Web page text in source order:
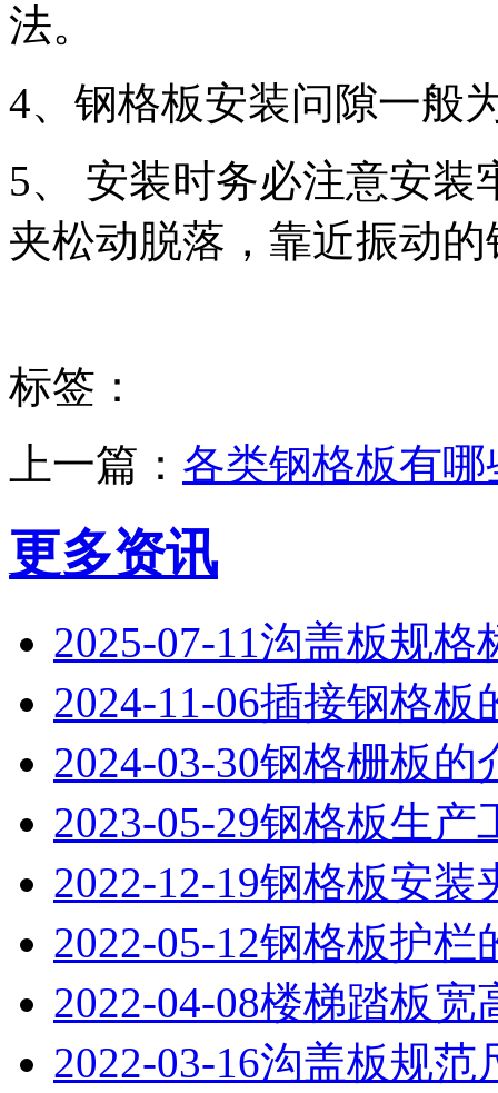
法。
4、钢格板安装问隙一般
5、 安装时务必注意安
夹松动脱落，靠近振动
标签：
上一篇： 各类钢格板有哪
更多资讯
2025-07-11沟盖板​规格
2024-11-06插接钢格板
2024-03-30钢格栅板的
2023-05-29钢格板生产
2022-12-19钢格板安装
2022-05-12钢格板护栏
2022-04-08楼梯踏板宽
2022-03-16沟盖板规范